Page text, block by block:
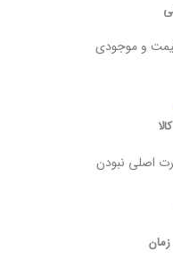
قیمت و موجودی